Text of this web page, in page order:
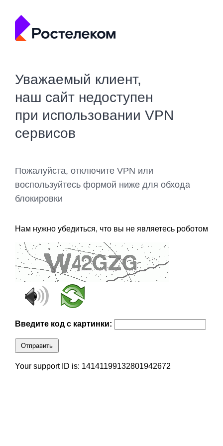
Уважаемый клиент,
наш сайт недоступен
при использовании VPN
сервисов
Пожалуйста, отключите VPN или
воспользуйтесь формой ниже для обхода
блокировки
Нам нужно убедиться, что вы не являетесь роботом
Введите код с картинки:
Отправить
Your support ID is: 14141199132801942672